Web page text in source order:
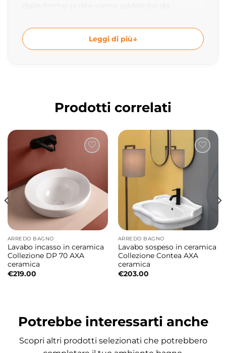
l’estetica della vasca e migliorano
l’esperienza di utilizzo.
generoso e accogliente, ideale per
concedersi momenti di relax e benessere
quotidiano.
Design elegante e raffinato
La forma rettangolare, rigorosa e monolitica
della vasca si nobilita di dettagli e stondature
inattese. Roma interpreta il concetto di
vasca freestanding in chiave
contemporanea, creando un perfetto
equilibrio tra geometria, comfort e
ricercatezza estetica.
Le sue linee essenziali la rendono
mai eccessiva.
Installazione freestanding per il massimo
Leggi di più
Prodotti correlati
ARREDO BAGNO
Lavabo incasso in ceramica
Collezione DP 70 AXA
ceramica
€219.00
ARREDO BAGNO
Lavabo sospeso in ceramica
Collezione Contea AXA
ceramica
€203.00
Potrebbe interessarti anche
Scopri altri prodotti selezionati che potrebbero